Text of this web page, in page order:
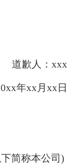
道歉人：xxx
年xx月xx日
简称本公司)